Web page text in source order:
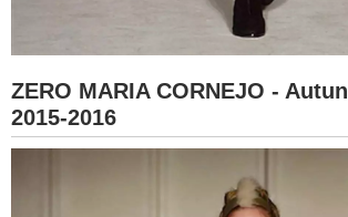
ZERO MARIA CORNEJO -
2015-2016